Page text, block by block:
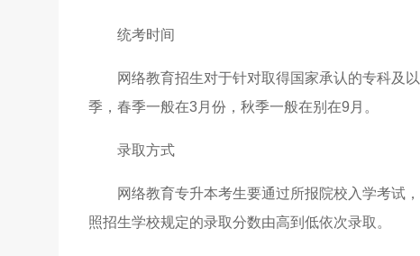
统考时间
网络教育招生对于针对取得国家承认的专科及
季，春季一般在3月份，秋季一般在别在9月。
录取方式
网络教育专升本考生要通过所报院校入学考试
照招生学校规定的录取分数由高到低依次录取。